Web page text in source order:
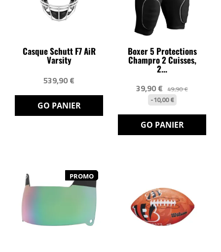
Casque Schutt F7 AiR
Varsity
539,90 €
GO PANIER
Boxer 5 Protections
Champro 2 Cuisses,
2...
39,90 € 49,90 €
-10,00 €
GO PANIER
PROMO